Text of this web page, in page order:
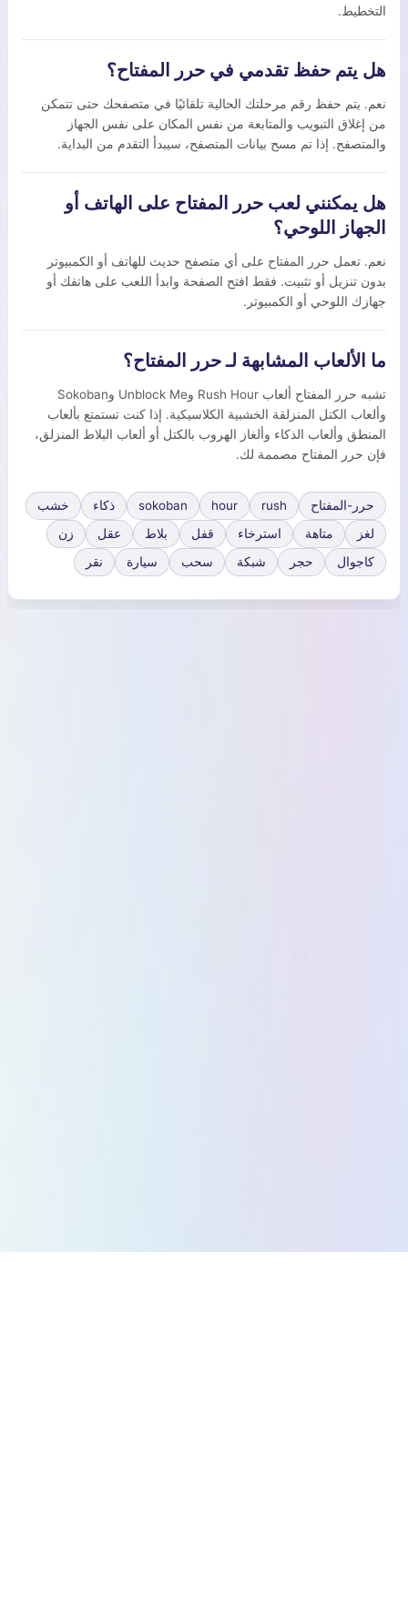
التخطيط.
هل يتم حفظ تقدمي في حرر المفتاح؟
نعم. يتم حفظ رقم مرحلتك الحالية تلقائيًا في متصفحك حتى تتمكن
من إغلاق التبويب والمتابعة من نفس المكان على نفس الجهاز
والمتصفح. إذا تم مسح بيانات المتصفح، سيبدأ التقدم من البداية.
هل يمكنني لعب حرر المفتاح على الهاتف أو
الجهاز اللوحي؟
نعم. تعمل حرر المفتاح على أي متصفح حديث للهاتف أو الكمبيوتر
بدون تنزيل أو تثبيت. فقط افتح الصفحة وابدأ اللعب على هاتفك أو
جهازك اللوحي أو الكمبيوتر.
ما الألعاب المشابهة لـ حرر المفتاح؟
تشبه حرر المفتاح ألعاب Rush Hour وUnblock Me وSokoban
وألعاب الكتل المنزلقة الخشبية الكلاسيكية. إذا كنت تستمتع بألعاب
المنطق وألعاب الذكاء وألغاز الهروب بالكتل أو ألعاب البلاط المنزلق،
فإن حرر المفتاح مصممة لك.
حرر-المفتاح rush
hour
sokoban ذكاء
خشب
لغز
متاهة استرخاء قفل بلاط عقل
زن
كاجوال
حجر شبكة سحب سيارة نقر